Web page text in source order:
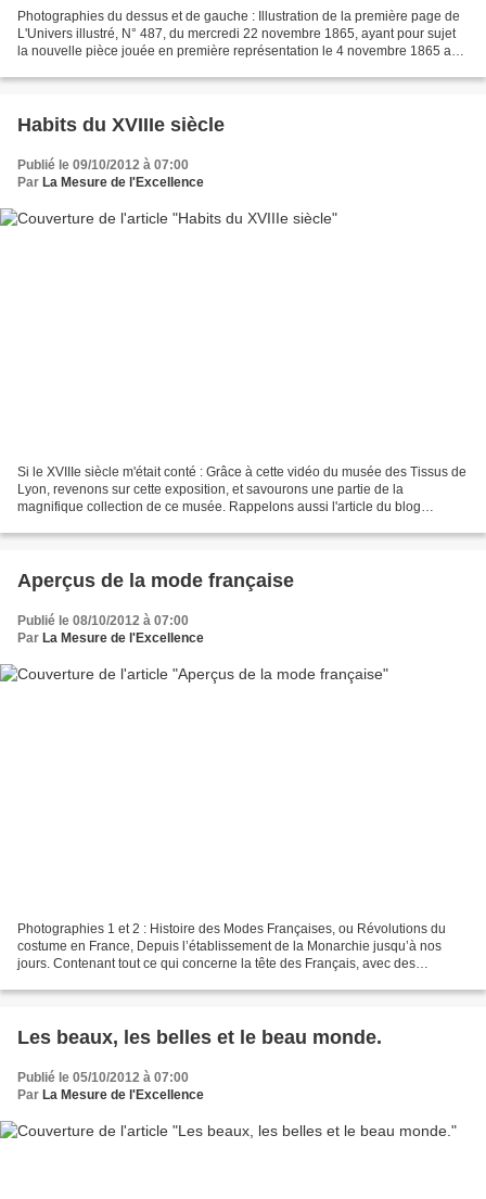
Photographies du dessus et de gauche : Illustration de la première page de
L'Univers illustré, N° 487, du mercredi 22 novembre 1865, ayant pour sujet
la nouvelle pièce jouée en première représentation le 4 novembre 1865 au
Habits du XVIIIe siècle
Publié le 09/10/2012 à 07:00
Par La Mesure de l'Excellence
Si le XVIIIe siècle m'était conté : Grâce à cette vidéo du musée des Tissus de
Lyon, revenons sur cette exposition, et savourons une partie de la
magnifique collection de ce musée. Rappelons aussi l'article du blog
Aperçus de la mode française
Publié le 08/10/2012 à 07:00
Par La Mesure de l'Excellence
Photographies 1 et 2 : Histoire des Modes Françaises, ou Révolutions du
costume en France, Depuis l’établissement de la Monarchie jusqu’à nos
jours. Contenant tout ce qui concerne la tête des Français, avec des
Les beaux, les belles et le beau monde.
Publié le 05/10/2012 à 07:00
Par La Mesure de l'Excellence